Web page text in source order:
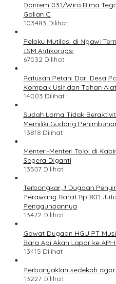
Danrem 031/Wira Bima
Galian C
103483 Dilihat
Pelaku Mutilasi di Ngawi
LSM Antikorupsi
67032 Dilihat
Ratusan Petani Dari Desa
Kompak Usir dan Tahan
14003 Dilihat
Sudah Lama Tidak
Memiliki Gudang
13818 Dilihat
Menteri-Menteri Tolol di
Segera Diganti
13507 Dilihat
Terbongkar,,!! Dugaan
Perawang Barat Rp 801
Penggunaannya
13472 Dilihat
Gawat Dugaan HGU PT
Bara Api Akan Lapor ke
13415 Dilihat
Perbanyaklah sedekah
13227 Dilihat